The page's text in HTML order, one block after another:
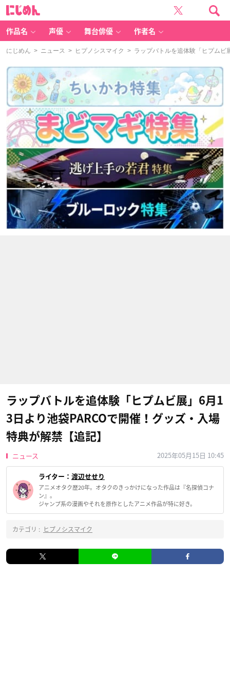
作品名 声優 舞台俳優 作者名
にじめん > ニュース > ヒプノシスマイク > ラップバトルを追体験「ヒプムビ
ラップバトルを追体験「ヒプムビ展」6月1
3日より池袋PARCOで開催！グッズ・入場
特典が解禁【追記】
ニュース 2025年05月15日 10:45
ライター： 渡辺せせり
アニメオタク歴20年。オタクのきっかけになった作品は『名探偵コナ
ン』。
ジャンプ系の漫画やそれを原作としたアニメ作品が特に好き。
カテゴリ : ヒプノシスマイク